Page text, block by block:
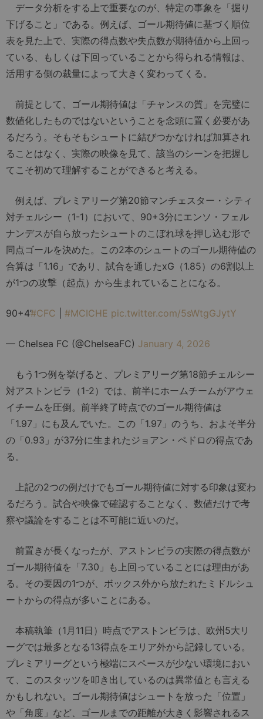
データ分析をする上で重要なのが、特定の事象を「掘り
下げること」である。例えば、ゴール期待値に基づく順位
表を見た上で、実際の得点数や失点数が期待値から上回っ
ている、もしくは下回っていることから得られる情報は、
活用する側の裁量によって大きく変わってくる。
前提として、ゴール期待値は「チャンスの質」を完璧に
数値化したものではないということを念頭に置く必要があ
るだろう。そもそもシュートに結びつかなければ加算され
ることはなく、実際の映像を見て、該当のシーンを把握し
てこそ初めて理解することができると考える。
例えば、プレミアリーグ第20節マンチェスター・シティ
対チェルシー（1-1）において、90+3分にエンソ・フェル
ナンデスが自ら放ったシュートのこぼれ球を押し込む形で
同点ゴールを決めた。この2本のシュートのゴール期待値の
合算は「1.16」であり、試合を通したxG（1.85）の6割以上
が1つの攻撃（起点）から生まれていることになる。
90+4’#CFC #MCICHE pic.twitter.com/5sWtgGJytY
— Chelsea FC (@ChelseaFC) January 4, 2026
もう1つ例を挙げると、プレミアリーグ第18節チェルシー
対アストンビラ（1-2）では、前半にホームチームがアウェ
イチームを圧倒。前半終了時点でのゴール期待値は
「1.97」にも及んでいた。この「1.97」のうち、およそ半分
の「0.93」が37分に生まれたジョアン・ペドロの得点であ
る。
上記の2つの例だけでもゴール期待値に対する印象は変わ
るだろう。試合や映像で確認することなく、数値だけで考
察や議論をすることは不可能に近いのだ。
前置きが長くなったが、アストンビラの実際の得点数が
ゴール期待値を「7.30」も上回っていることには理由があ
る。その要因の1つが、ボックス外から放たれたミドルシュ
ートからの得点が多いことにある。
本稿執筆（1月11日）時点でアストンビラは、欧州5大リ
ーグでは最多となる13得点をエリア外から記録している。
プレミアリーグという極端にスペースが少ない環境におい
て、このスタッツを叩き出しているのは異常値とも言える
かもしれない。ゴール期待値はシュートを放った「位置」
や「角度」など、ゴールまでの距離が大きく影響されるス